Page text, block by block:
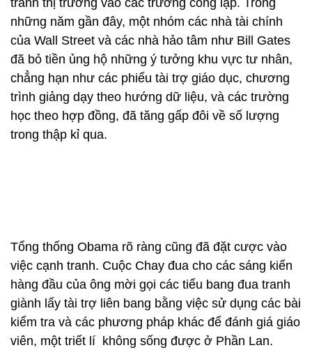
tranh thị trường vào các trường công lập. Trong
những năm gần đây, một nhóm các nhà tài chính
của Wall Street và các nhà hảo tâm như Bill Gates
đã bỏ tiền ủng hộ những ý tưởng khu vực tư nhân,
chẳng hạn như các phiếu tài trợ giáo dục, chương
trình giảng dạy theo hướng dữ liệu, và các trường
học theo hợp đồng, đã tăng gấp đôi về số lượng
trong thập kỉ qua.
Tổng thống Obama rõ ràng cũng đã đặt cược vào
việc cạnh tranh. Cuộc Chay đua cho các sáng kiến
hàng đầu của ông mời gọi các tiểu bang đua tranh
giành lấy tài trợ liên bang bằng việc sử dụng các bài
kiểm tra và các phương pháp khác để đánh giá giáo
viên, một triết lí không sống được ở Phần Lan.